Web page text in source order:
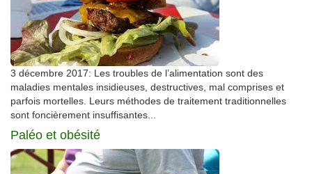
3 décembre 2017: Les troubles de l’alimentation sont des
maladies mentales insidieuses, destructives, mal comprises et
parfois mortelles. Leurs méthodes de traitement traditionnelles
sont foncièrement insuffisantes...
Paléo et obésité